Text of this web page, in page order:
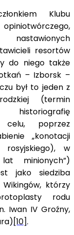
Klubu
nastawionych
resortów
do niego także
– Izborsk –
był to jeden z
(termin
celu, poprzez
„konotacji
rosyjskiego), w
minionych”)
jako siedziba
którzy
rodu
Iwan IV Groźny,
[10].